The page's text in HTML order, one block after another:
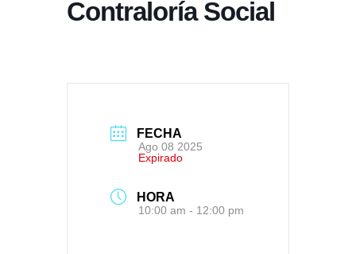
Contraloría Social
FECHA
Ago 08 2025
Expirado
HORA
10:00 am - 12:00 pm